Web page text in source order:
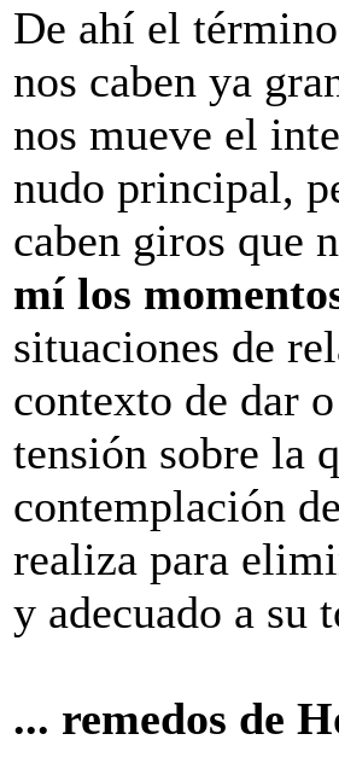
De ahí el
nos caben ya
nos mueve el
nudo principal,
caben giros que
mí los
situaciones de
contexto de dar
tensión sobre la
contemplación
realiza para
y adecuado a su
... remedos de